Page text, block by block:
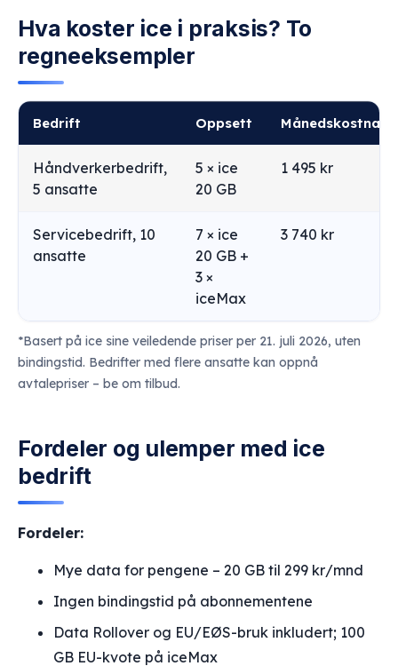
Hva koster ice i praksis? To
regneeksempler
Bedrift Oppsett Månedskostnad*
Håndverkerbedrift,
5 ansatte
5 × ice
20 GB
1 495 kr
Servicebedrift, 10
ansatte
7 × ice
20 GB +
3 ×
iceMax
3 740 kr
*Basert på ice sine veiledende priser per 21. juli 2026, uten
bindingstid. Bedrifter med flere ansatte kan oppnå
avtalepriser – be om tilbud.
Fordeler og ulemper med ice
bedrift
Fordeler:
Mye data for pengene – 20 GB til 299 kr/mnd
Ingen bindingstid på abonnementene
Data Rollover og EU/EØS-bruk inkludert; 100
GB EU-kvote på iceMax